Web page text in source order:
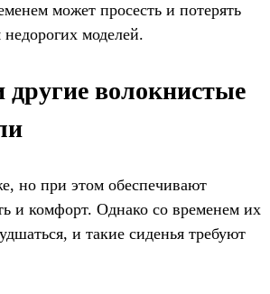
может просесть и потерять
моделей.
другие волокнистые
но при этом обеспечивают
и комфорт. Однако со временем их
и такие сиденья требуют